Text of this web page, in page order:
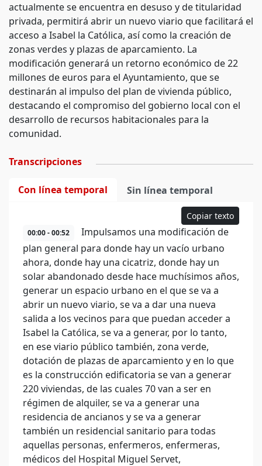
actualmente se encuentra en desuso y de titularidad
privada, permitirá abrir un nuevo viario que facilitará el
acceso a Isabel la Católica, así como la creación de
zonas verdes y plazas de aparcamiento. La
modificación generará un retorno económico de 22
millones de euros para el Ayuntamiento, que se
destinarán al impulso del plan de vivienda público,
destacando el compromiso del gobierno local con el
desarrollo de recursos habitacionales para la
comunidad.
Transcripciones
Con línea temporal Sin línea temporal
Copiar texto
00:00 - 00:52
Impulsamos una modificación de
plan general para donde hay un vacío urbano
ahora, donde hay una cicatriz, donde hay un
solar abandonado desde hace muchísimos años,
generar un espacio urbano en el que se va a
abrir un nuevo viario, se va a dar una nueva
salida a los vecinos para que puedan acceder a
Isabel la Católica, se va a generar, por lo tanto,
en ese viario público también, zona verde,
dotación de plazas de aparcamiento y en lo que
es la construcción edificatoria se van a generar
220 viviendas, de las cuales 70 van a ser en
régimen de alquiler, se va a generar una
residencia de ancianos y se va a generar
también un residencial sanitario para todas
aquellas personas, enfermeros, enfermeras,
médicos del Hospital Miguel Servet,